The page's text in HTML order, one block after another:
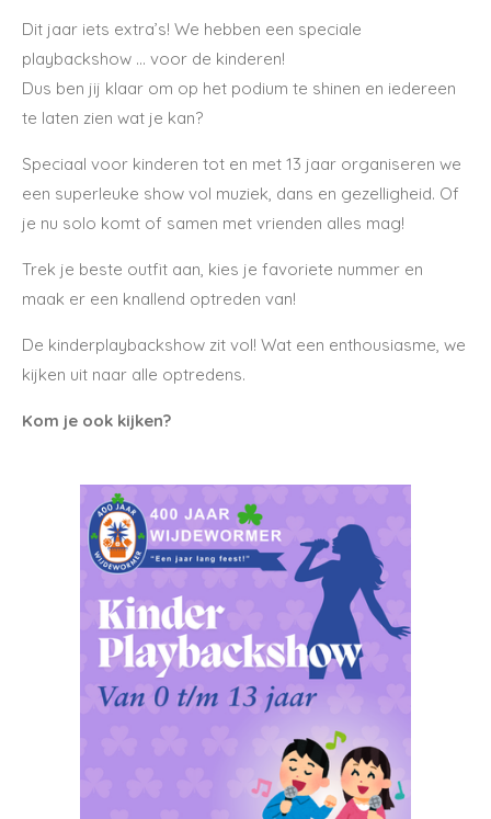
Dit jaar iets extra’s! We hebben een speciale
playbackshow … voor de kinderen!
Dus ben jij klaar om op het podium te shinen en iedereen
te laten zien wat je kan?
Speciaal voor kinderen tot en met 13 jaar organiseren we
een superleuke show vol muziek, dans en gezelligheid. Of
je nu solo komt of samen met vrienden alles mag!
Trek je beste outfit aan, kies je favoriete nummer en
maak er een knallend optreden van!
De kinderplaybackshow zit vol! Wat een enthousiasme, we
kijken uit naar alle optredens.
Kom je ook kijken?